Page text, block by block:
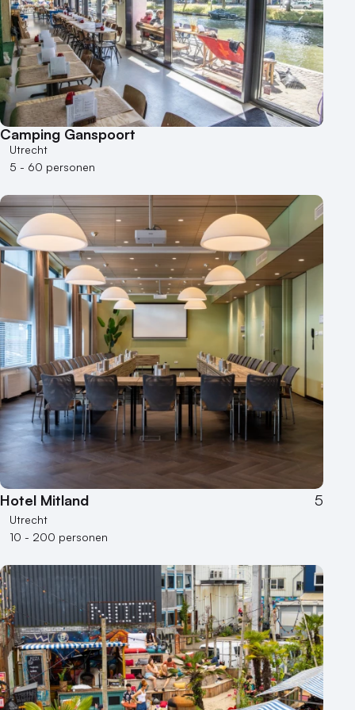
Hybride events
Industriële locatie
Kasteel en landgoed
Kleine / intieme locatie
Locaties aan zee
Museum
Theater
Varende locatie
Camping Ganspoort
Utrecht
5 - 60 personen
Hotel Mitland 5
Utrecht
10 - 200 personen